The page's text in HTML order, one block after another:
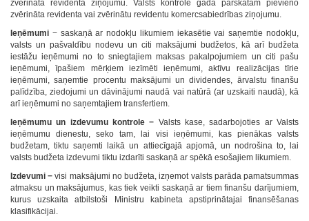
zvērināta revidenta ziņojumu. Valsts kontrole gada pārskatam pievieno
zvērināta revidenta vai zvērinātu revidentu komercsabiedrības ziņojumu.
Ieņēmumi − saskaņā ar nodokļu likumiem iekasētie vai saņemtie nodokļu,
valsts un pašvaldību nodevu un citi maksājumi budžetos, kā arī budžeta
iestāžu ieņēmumi no to sniegtajiem maksas pakalpojumiem un citi pašu
ieņēmumi, īpašiem mērķiem iezīmēti ieņēmumi, aktīvu realizācijas tīrie
ieņēmumi, saņemtie procentu maksājumi un dividendes, ārvalstu finanšu
palīdzība, ziedojumi un dāvinājumi naudā vai natūrā (ar uzskaiti naudā), kā
arī ieņēmumi no saņemtajiem transfertiem.
Ieņēmumu un izdevumu kontrole − Valsts kase, sadarbojoties ar Valsts
ieņēmumu dienestu, seko tam, lai visi ieņēmumi, kas pienākas valsts
budžetam, tiktu saņemti laikā un attiecīgajā apjomā, un nodrošina to, lai
valsts budžeta izdevumi tiktu izdarīti saskaņā ar spēkā esošajiem likumiem.
Izdevumi −visi maksājumi no budžeta, izņemot valsts parāda pamatsummas
atmaksu un maksājumus, kas tiek veikti saskaņā ar tiem finanšu darījumiem,
kurus uzskaita atbilstoši Ministru kabineta apstiprinātajai finansēšanas
klasifikācijai.